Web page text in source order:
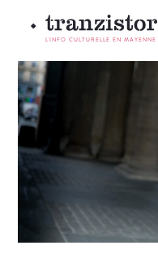
L'INFO CULTURELLE EN MAYENNE